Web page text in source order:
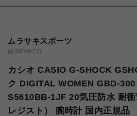
ムラサキスポーツ
静岡PARCO
カシオ CASIO G-SHOCK
ク DIGITAL WOMEN GBD-
S5610BB-1JF 20気圧防水 耐
レジスト） 腕時計 国内正規品